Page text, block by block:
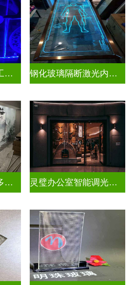
超白透明钢化深加工激光内雕发光艺术玻璃 钢化玻璃隔断激光内雕精雕
智能调光玻璃电压多少合适 灵璧办公室智能调光玻璃厂商